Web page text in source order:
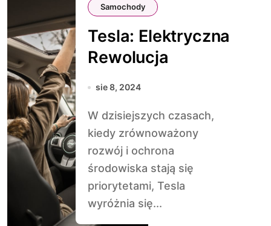
Samochody
Tesla: Elektryczna
Rewolucja
sie 8, 2024
W dzisiejszych czasach,
kiedy zrównoważony
rozwój i ochrona
środowiska stają się
priorytetami, Tesla
wyróżnia się...